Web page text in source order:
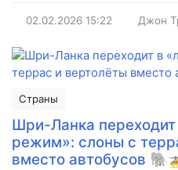
02.02.2026 15:22 Джон
Страны
Шри-Ланка
режим»: слоны с
вместо автобусов